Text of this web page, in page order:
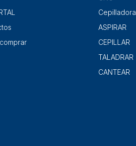
ASPIRAR
CEPILLAR
TALADRAR
CANTEAR